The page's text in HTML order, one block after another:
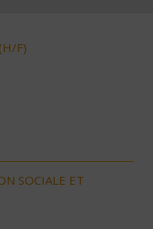
F)
SOCIALE ET